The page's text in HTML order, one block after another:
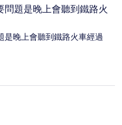
題是晚上會聽到鐵路火
是晚上會聽到鐵路火車經過